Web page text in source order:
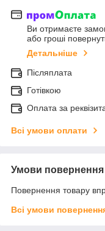
Ви отримаєте
або гроші
Детальніше
Післяплата
Готівкою
Оплата за
Всі умови оплати
Умови повернення
Повернення товару
Всі умови